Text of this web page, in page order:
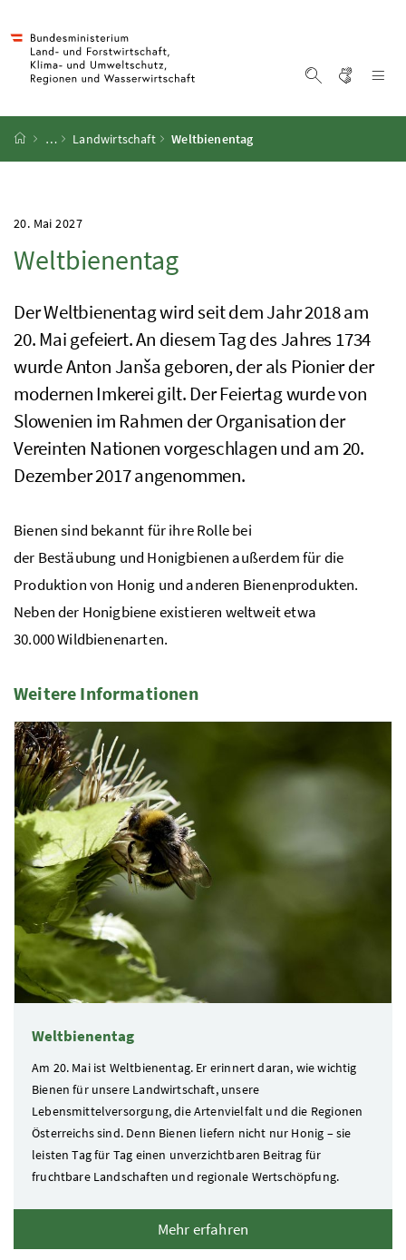
Startseite
… Landwirtschaft Weltbienentag
20. Mai 2027
Weltbienentag
Der Weltbienentag wird seit dem Jahr 2018 am
20. Mai gefeiert. An diesem Tag des Jahres 1734
wurde Anton Janša geboren, der als Pionier der
modernen Imkerei gilt. Der Feiertag wurde von
Slowenien im Rahmen der Organisation der
Vereinten Nationen vorgeschlagen und am 20.
Dezember 2017 angenommen.
Bienen sind bekannt für ihre Rolle bei
der Bestäubung und Honigbienen außerdem für die
Produktion von Honig und anderen Bienenprodukten.
Neben der Honigbiene existieren weltweit etwa
30.000 Wildbienenarten.
Weitere Informationen
2 Elemente
Weltbienentag
Am 20. Mai ist Weltbienentag. Er erinnert daran, wie wichtig
Bienen für unsere Landwirtschaft, unsere
Lebensmittelversorgung, die Artenvielfalt und die Regionen
Österreichs sind. Denn Bienen liefern nicht nur Honig – sie
leisten Tag für Tag einen unverzichtbaren Beitrag für
fruchtbare Landschaften und regionale Wertschöpfung.
Mehr erfahren